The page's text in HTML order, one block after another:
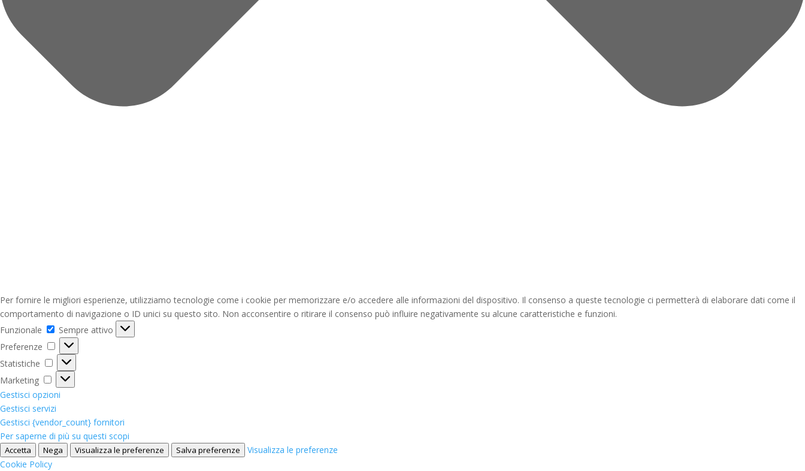
Per fornire le migliori esperienze, utilizziamo tecnologie come i cookie per memorizzare e/o accedere alle informazioni del dispositivo. Il consenso a queste tecnologie ci permetterà di elaborare dati come il
comportamento di navigazione o ID unici su questo sito. Non acconsentire o ritirare il consenso può influire negativamente su alcune caratteristiche e funzioni.
Funzionale
Funzionale
Sempre attivo
Preferenze
Preferenze
Statistiche
Statistiche
Marketing
Marketing
Gestisci opzioni
Gestisci servizi
Gestisci {vendor_count} fornitori
Per saperne di più su questi scopi
Accetta Nega Visualizza le preferenze Salva preferenze
Visualizza le preferenze
Cookie Policy